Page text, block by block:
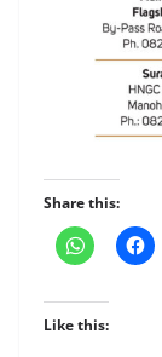
Share this:
Like this: